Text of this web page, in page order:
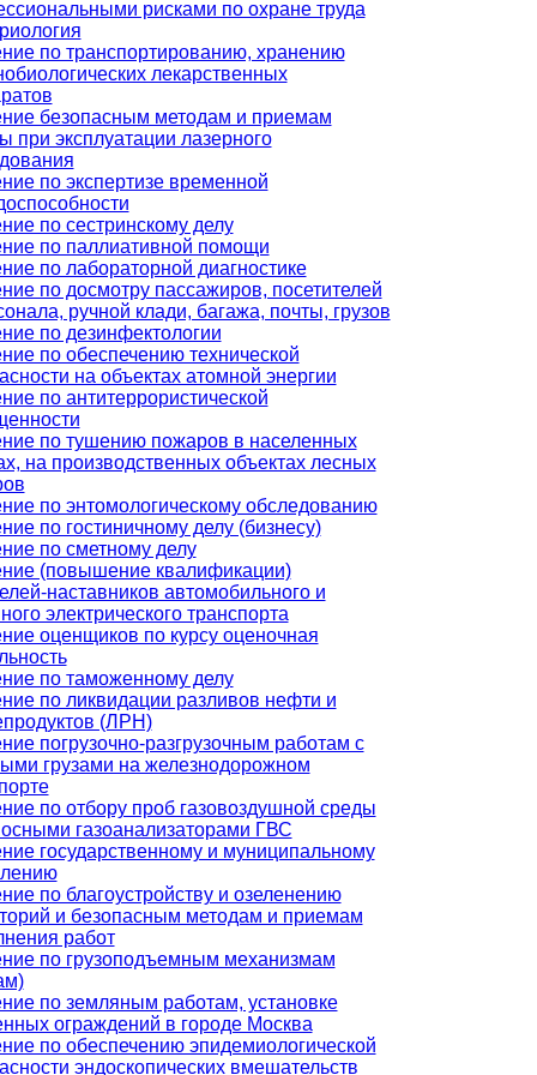
рисками по охране труда
по транспортированию, хранению
лекарственных
безопасным методам и приемам
при эксплуатации лазерного
по экспертизе временной
по сестринскому делу
по паллиативной помощи
по лабораторной диагностике
по досмотру пассажиров, посетителей
ручной клади, багажа, почты, грузов
по дезинфектологии
по обеспечению технической
на объектах атомной энергии
по антитеррористической
по тушению пожаров в населенных
на производственных объектах лесных
по энтомологическому обследованию
по гостиничному делу (бизнесу)
по сметному делу
(повышение квалификации)
наставников автомобильного и
электрического транспорта
оценщиков по курсу оценочная
по таможенному делу
по ликвидации разливов нефти и
(ЛРН)
погрузочно-разгрузочным работам с
грузами на железнодорожном
по отбору проб газовоздушной среды
газоанализаторами ГВС
государственному и муниципальному
по благоустройству и озеленению
и безопасным методам и приемам
работ
по грузоподъемным механизмам
по земляным работам, установке
ограждений в городе Москва
по обеспечению эпидемиологической
эндоскопических вмешательств